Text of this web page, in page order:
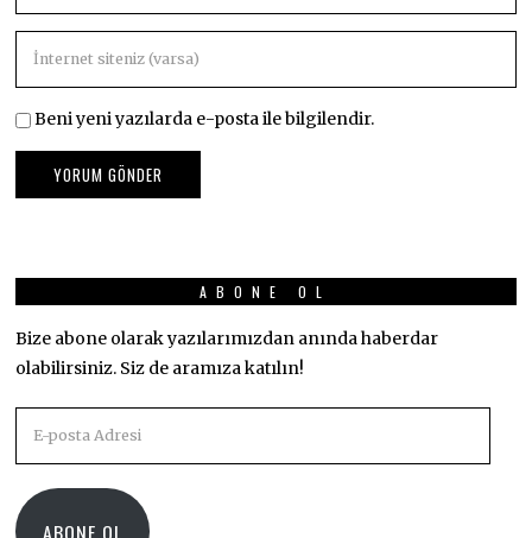
Beni yeni yazılarda e-posta ile bilgilendir.
ABONE OL
Bize abone olarak yazılarımızdan anında haberdar
olabilirsiniz. Siz de aramıza katılın!
posta
ABONE OL